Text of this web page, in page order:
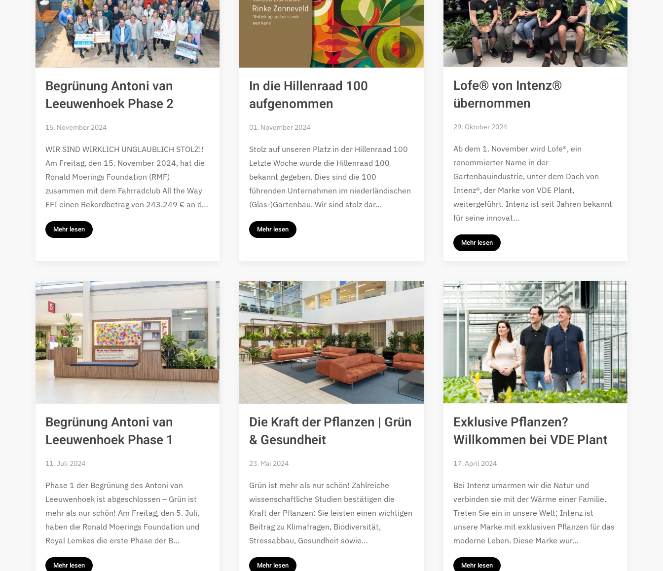
Begrünung Antoni van
Leeuwenhoek Phase 2
15. November 2024
WIR SIND WIRKLICH UNGLAUBLICH STOLZ!!
Am Freitag, den 15. November 2024, hat die
Ronald Moerings Foundation (RMF)
zusammen mit dem Fahrradclub All the Way
EFI einen Rekordbetrag von 243.249 € an d…
Mehr lesen
In die Hillenraad 100
aufgenommen
01. November 2024
Stolz auf unseren Platz in der Hillenraad 100
Letzte Woche wurde die Hillenraad 100
bekannt gegeben. Dies sind die 100
führenden Unternehmen im niederländischen
(Glas-)Gartenbau. Wir sind stolz dar…
Mehr lesen
Lofe® von Intenz®
übernommen
29. Oktober 2024
Ab dem 1. November wird Lofe®, ein
renommierter Name in der
Gartenbauindustrie, unter dem Dach von
Intenz®, der Marke von VDE Plant,
weitergeführt. Intenz ist seit Jahren bekannt
für seine innovat…
Mehr lesen
Begrünung Antoni van
Leeuwenhoek Phase 1
11. Juli 2024
Phase 1 der Begrünung des Antoni van
Leeuwenhoek ist abgeschlossen – Grün ist
mehr als nur schön! Am Freitag, den 5. Juli,
haben die Ronald Moerings Foundation und
Royal Lemkes die erste Phase der B…
Mehr lesen
Die Kraft der Pflanzen | Grün
& Gesundheit
23. Mai 2024
Grün ist mehr als nur schön! Zahlreiche
wissenschaftliche Studien bestätigen die
Kraft der Pflanzen: Sie leisten einen wichtigen
Beitrag zu Klimafragen, Biodiversität,
Stressabbau, Gesundheit sowie…
Mehr lesen
Exklusive Pflanzen?
Willkommen bei VDE Plant
17. April 2024
Bei Intenz umarmen wir die Natur und
verbinden sie mit der Wärme einer Familie.
Treten Sie ein in unsere Welt; Intenz ist
unsere Marke mit exklusiven Pflanzen für das
moderne Leben. Diese Marke wur…
Mehr lesen